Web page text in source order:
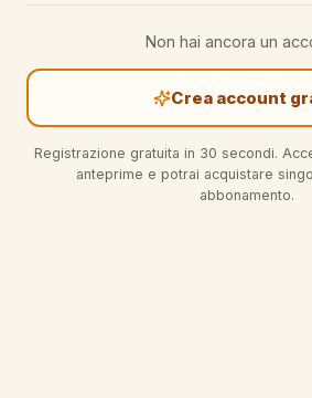
Non hai ancora un
Crea account
Registrazione gratuita in 30 secondi.
anteprime e potrai acquistare
abbonamento.